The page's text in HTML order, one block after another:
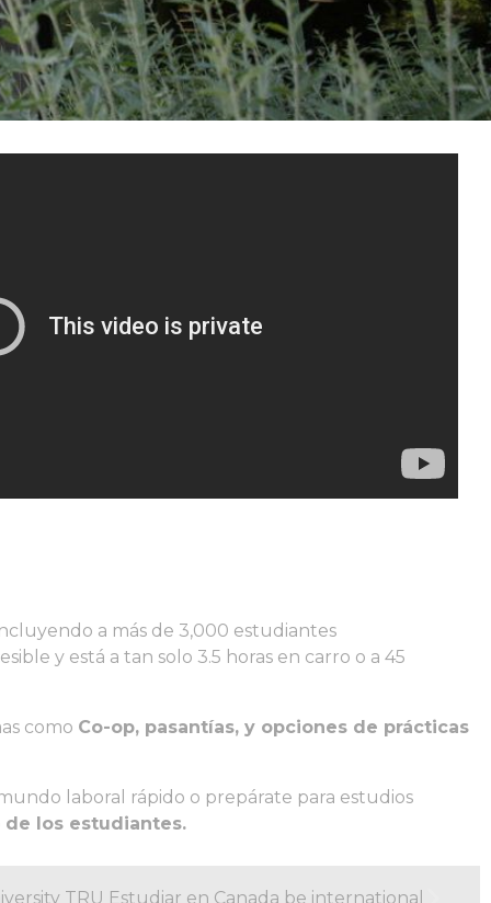
a más de 3,000 estudiantes
y está a tan solo 3.5 horas en carro o a 45
como Co-op, pasantías, y opciones de prácticas
laboral rápido o prepárate para estudios
los estudiantes.